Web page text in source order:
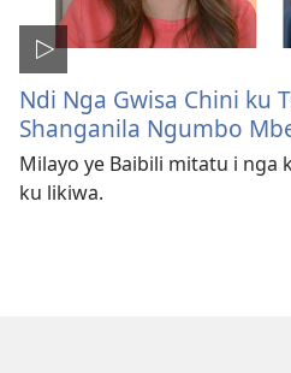
Ndi Nga Gwisa Chini ku
Shanganila Ngumbo
Milayo ye Baibili mitatu i nga
ku likiwa.